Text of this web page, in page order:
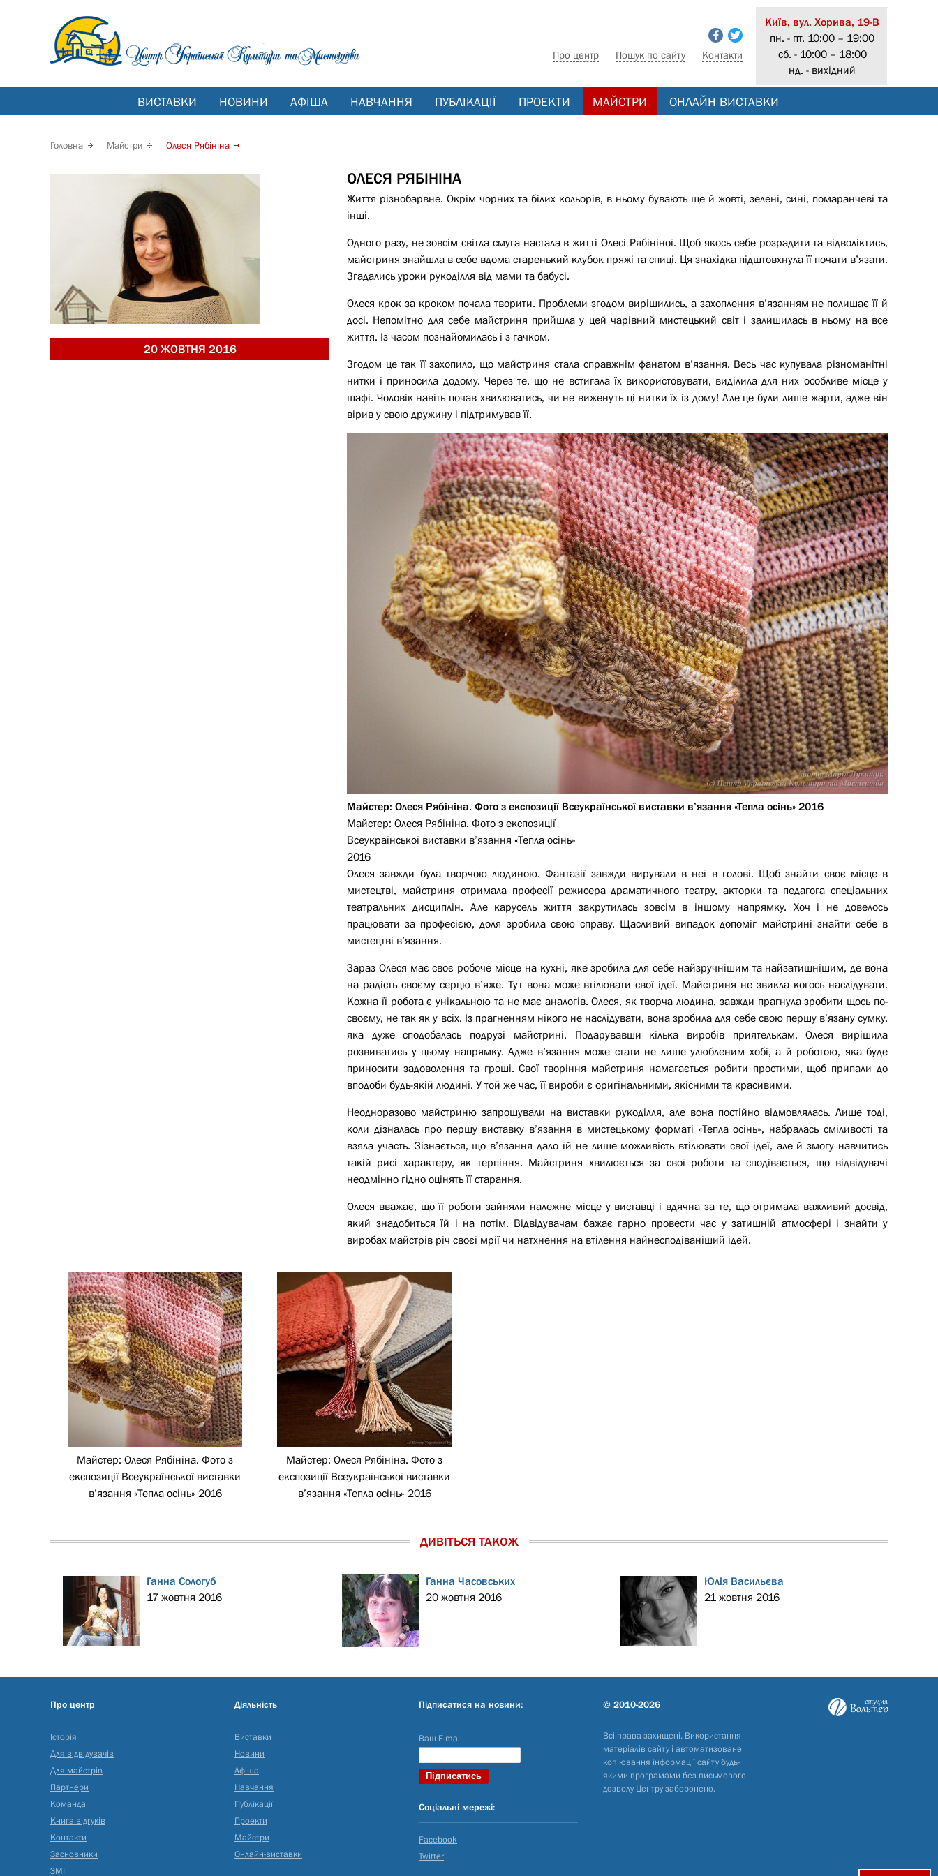
Про центр Пошук по сайту Контакти
Київ, вул. Хорива, 19-В
пн. - пт. 10:00 – 19:00
сб. - 10:00 – 18:00
нд. - вихідний
ВИСТАВКИ НОВИНИ АФІША НАВЧАННЯ ПУБЛІКАЦІЇ ПРОЕКТИ МАЙСТРИ ОНЛАЙН-ВИСТАВКИ
Головна Майстри Олеся Рябініна
20 ЖОВТНЯ 2016
ОЛЕСЯ РЯБІНІНА
Життя різнобарвне. Окрім чорних та білих кольорів, в ньому бувають ще й жовті, зелені, сині, помаранчеві та
інші.
Одного разу, не зовсім світла смуга настала в житті Олесі Рябініної. Щоб якось себе розрадити та відволіктись,
майстриня знайшла в себе вдома старенький клубок пряжі та спиці. Ця знахідка підштовхнула її почати в’язати.
Згадались уроки рукоділля від мами та бабусі.
Олеся крок за кроком почала творити. Проблеми згодом вирішились, а захоплення в’язанням не полишає її й
досі. Непомітно для себе майстриня прийшла у цей чарівний мистецький світ і залишилась в ньому на все
життя. Із часом познайомилась і з гачком.
Згодом це так її захопило, що майстриня стала справжнім фанатом в’язання. Весь час купувала різноманітні
нитки і приносила додому. Через те, що не встигала їх використовувати, виділила для них особливе місце у
шафі. Чоловік навіть почав хвилюватись, чи не виженуть ці нитки їх із дому! Але це були лише жарти, адже він
вірив у свою дружину і підтримував її.
Майстер: Олеся Рябініна. Фото з експозиції Всеукраїнської виставки в’язання «Тепла осінь» 2016
Майстер: Олеся Рябініна. Фото з експозиції
Всеукраїнської виставки в’язання «Тепла осінь»
2016
Олеся завжди була творчою людиною. Фантазії завжди вирували в неї в голові. Щоб знайти своє місце в
мистецтві, майстриня отримала професії режисера драматичного театру, акторки та педагога спеціальних
театральних дисциплін. Але карусель життя закрутилась зовсім в іншому напрямку. Хоч і не довелось
працювати за професією, доля зробила свою справу. Щасливий випадок допоміг майстрині знайти себе в
мистецтві в’язання.
Зараз Олеся має своє робоче місце на кухні, яке зробила для себе найзручнішим та найзатишнішим, де вона
на радість своєму серцю в’яже. Тут вона може втілювати свої ідеї. Майстриня не звикла когось наслідувати.
Кожна її робота є унікальною та не має аналогів. Олеся, як творча людина, завжди прагнула зробити щось по-
своєму, не так як у всіх. Із прагненням нікого не наслідувати, вона зробила для себе свою першу в’язану сумку,
яка дуже сподобалась подрузі майстрині. Подарувавши кілька виробів приятелькам, Олеся вирішила
розвиватись у цьому напрямку. Адже в’язання може стати не лише улюбленим хобі, а й роботою, яка буде
приносити задоволення та гроші. Свої творіння майстриня намагається робити простими, щоб припали до
вподоби будь-якій людині. У той же час, її вироби є оригінальними, якісними та красивими.
Неодноразово майстриню запрошували на виставки рукоділля, але вона постійно відмовлялась. Лише тоді,
коли дізналась про першу виставку в’язання в мистецькому форматі «Тепла осінь», набралась сміливості та
взяла участь. Зізнається, що в’язання дало їй не лише можливість втілювати свої ідеї, але й змогу навчитись
такій рисі характеру, як терпіння. Майстриня хвилюється за свої роботи та сподівається, що відвідувачі
неодмінно гідно оцінять її старання.
Олеся вважає, що її роботи зайняли належне місце у виставці і вдячна за те, що отримала важливий досвід,
який знадобиться їй і на потім. Відвідувачам бажає гарно провести час у затишній атмосфері і знайти у
виробах майстрів річ своєї мрії чи натхнення на втілення найнесподіваніший ідей.
Майстер: Олеся Рябініна. Фото з
експозиції Всеукраїнської виставки
в’язання «Тепла осінь» 2016
Майстер: Олеся Рябініна. Фото з
експозиції Всеукраїнської виставки
в’язання «Тепла осінь» 2016
ДИВІТЬСЯ ТАКОЖ
Ганна Сологуб
17 жовтня 2016
Ганна Часовських
20 жовтня 2016
Юлія Васильєва
21 жовтня 2016
Про центр
Історія
Для відвідувачів
Для майстрів
Партнери
Команда
Книга відгуків
Контакти
Засновники
ЗМІ
Діяльність
Виставки
Новини
Афіша
Навчання
Публікації
Проекти
Майстри
Онлайн-виставки
Підписатися на новини:
Ваш E-mail
Соціальні мережі:
Facebook
Twitter
© 2010-2026
Всі права захищені. Використання
матеріалів сайту і автоматизоване
копіювання інформації сайту будь-
якими програмами без письмового
дозволу Центру заборонено.